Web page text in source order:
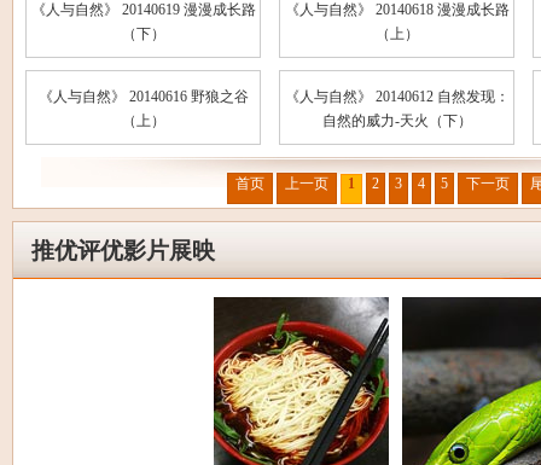
《人与自然》 20140619 漫漫成长路
（下）
《人与自然》 20140618 漫漫成长路
（上）
《人与自然》 20140616 野狼之谷
（上）
《人与自然》 20140612 自然发现：
自然的威力-天火（下）
首页 上一页 1 2 3 4 5 下一页
推优评优影片展映